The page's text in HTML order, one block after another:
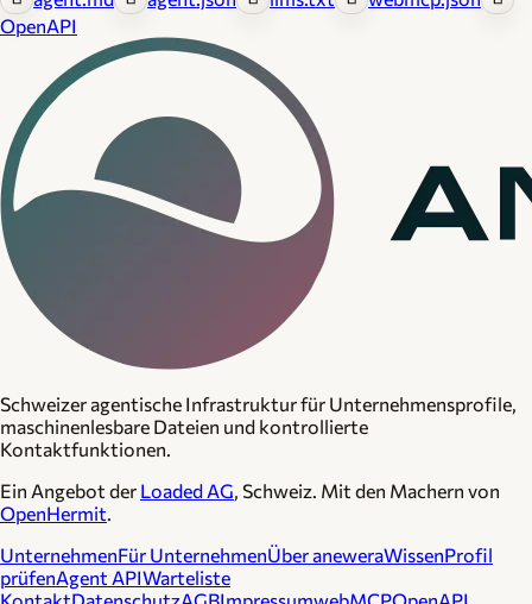
OpenAPI
Schweizer agentische Infrastruktur für Unternehmensprofile,
maschinenlesbare Dateien und kontrollierte
Kontaktfunktionen.
Ein Angebot der Loaded AG , Schweiz. Mit den Machern von
OpenHermit
UnternehmenFür UnternehmenÜber aneweraWissenProfil
prüfenAgent APIWarteliste